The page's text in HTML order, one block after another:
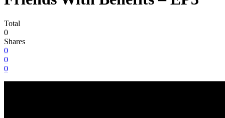
Total
0
Shares
0
0
0